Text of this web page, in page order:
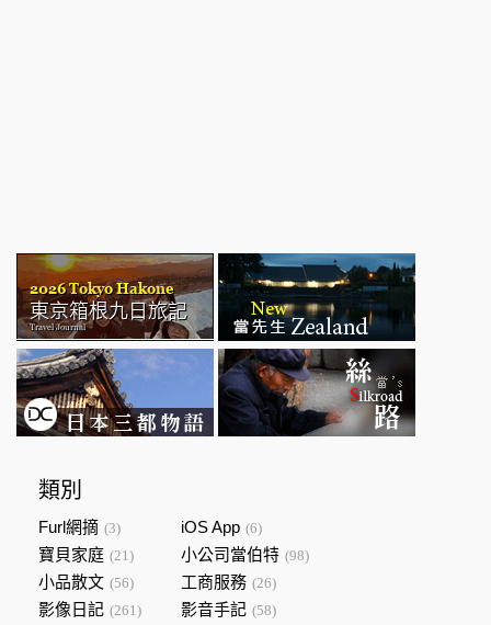
類別
Furl網摘 (3) iOS App (6)
寶貝家庭 (21) 小公司當伯特 (98)
小品散文 (56) 工商服務 (26)
影像日記 (261) 影音手記 (58)